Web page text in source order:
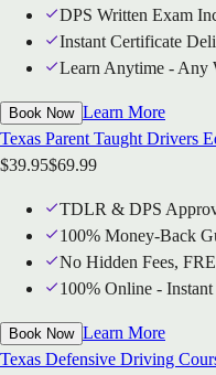
DPS Written Exam
Instant Certificate
Learn Anytime - Any
Book Now Learn More
Texas Parent Taught Drivers
$39.95$69.99
TDLR & DPS
100% Money-Back
No Hidden Fees,
100% Online -
Book Now Learn More
Texas Defensive Driving